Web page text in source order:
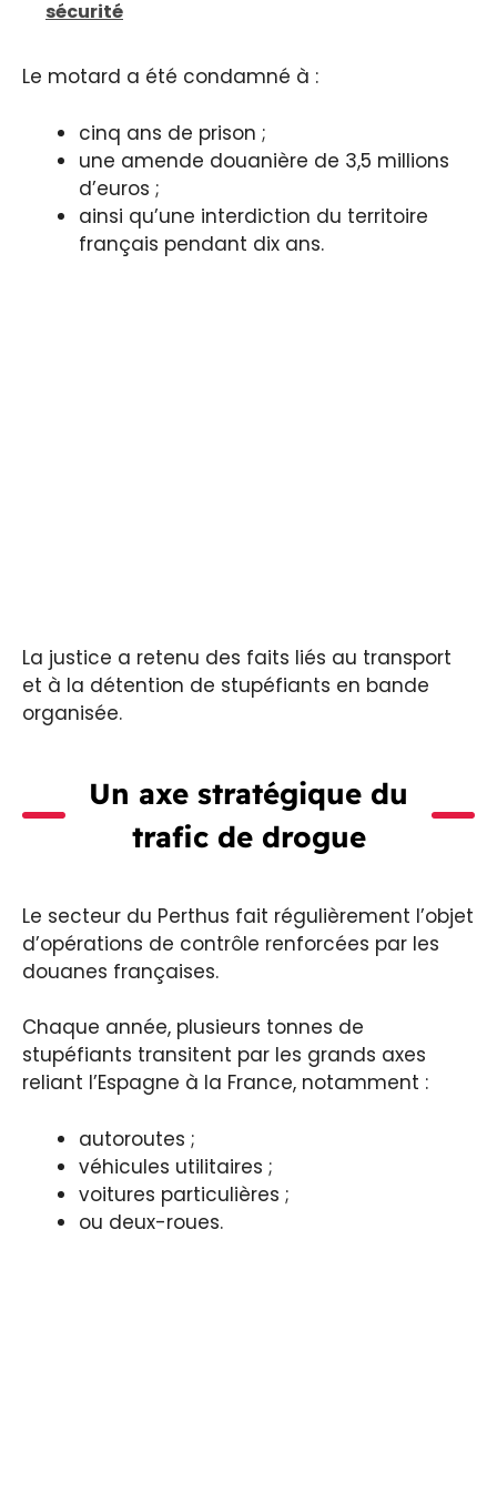
sécurité
Le motard a été condamné à :
cinq ans de prison ;
une amende douanière de 3,5 millions
d’euros ;
ainsi qu’une interdiction du territoire
français pendant dix ans.
La justice a retenu des faits liés au transport
et à la détention de stupéfiants en bande
organisée.
Un axe stratégique du
trafic de drogue
Le secteur du Perthus fait régulièrement l’objet
d’opérations de contrôle renforcées par les
douanes françaises.
Chaque année, plusieurs tonnes de
stupéfiants transitent par les grands axes
reliant l’Espagne à la France, notamment :
autoroutes ;
véhicules utilitaires ;
voitures particulières ;
ou deux-roues.